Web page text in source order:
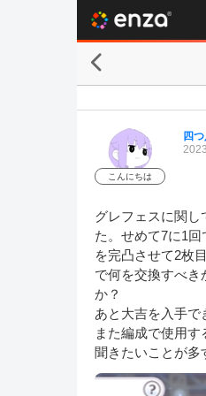
こんにちは
四
グレフェスに関
た。せめて7に1
を完凸させて2枚
で何を交換すべ
か？
あと大吉を入手
また編成で使用
聞きたいことが